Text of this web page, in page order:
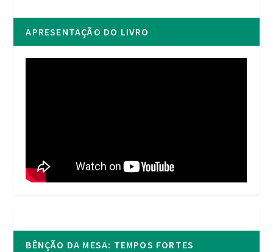
APRESENTAÇÃO DO LIVRO
BÊNÇÃO DA MESA: TEMPOS FORTES